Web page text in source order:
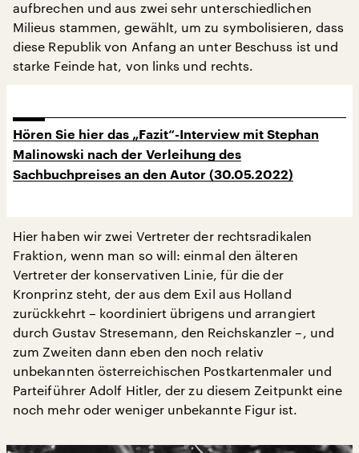
aufbrechen und aus zwei sehr unterschiedlichen
Milieus stammen, gewählt, um zu symbolisieren, dass
diese Republik von Anfang an unter Beschuss ist und
starke Feinde hat, von links und rechts.
Hören Sie hier das „Fazit“-Interview mit Stephan
Malinowski nach der Verleihung des
Sachbuchpreises an den Autor (30.05.2022)
Hier haben wir zwei Vertreter der rechtsradikalen
Fraktion, wenn man so will: einmal den älteren
Vertreter der konservativen Linie, für die der
Kronprinz steht, der aus dem Exil aus Holland
zurückkehrt – koordiniert übrigens und arrangiert
durch Gustav Stresemann, den Reichskanzler –, und
zum Zweiten dann eben den noch relativ
unbekannten österreichischen Postkartenmaler und
Parteiführer Adolf Hitler, der zu diesem Zeitpunkt eine
noch mehr oder weniger unbekannte Figur ist.